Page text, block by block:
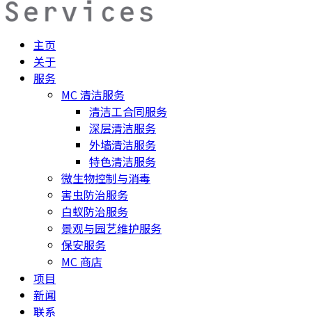
主页
关于
服务
MC 清洁服务
清洁工合同服务
深层清洁服务
外墙清洁服务
特色清洁服务
微生物控制与消毒
害虫防治服务
白蚁防治服务
景观与园艺维护服务
保安服务
MC 商店
项目
新闻
联系